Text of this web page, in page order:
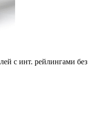
с инт. рейлингами без